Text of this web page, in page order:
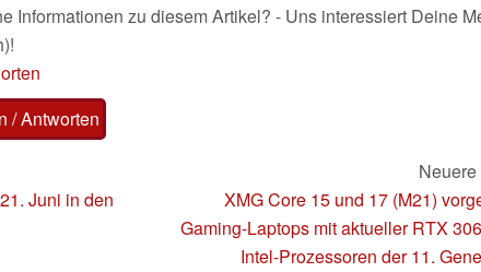
Informationen zu diesem Artikel? - Uns interessiert Deine
/ Antworten
Juni in den
XMG Core 15 und 17 (M21)
Gaming-Laptops mit aktueller RTX
Intel-Prozessoren der 11.